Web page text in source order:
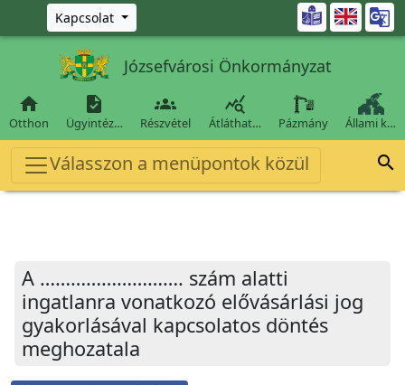
Ugrás a fő tartalomra
Kapcsolat 
Józsefvárosi Önkormányzat

Otthon

Ügyintéz…

Részvétel

Átláthat… Pázmány Állami k…
Válasszon a menüpontok közül 
A ………………………. szám alatti
ingatlanra vonatkozó elővásárlási jog
gyakorlásával kapcsolatos döntés
meghozatala